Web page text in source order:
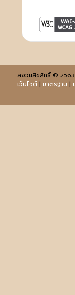
สงวนลิขสิทธิ์ ©
เว็บไซต์| มาตรฐาน |